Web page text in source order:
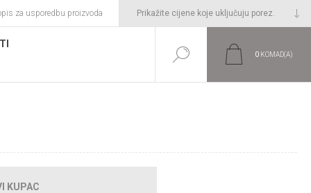
za usporedbu proizvoda
0 KOMAD(A)
KUPAC